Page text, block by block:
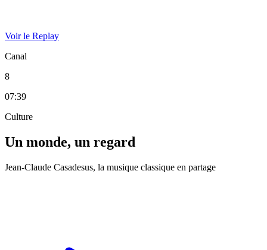
Voir le Replay
Canal
8
07:39
Culture
Un monde, un regard
Jean-Claude Casadesus, la musique classique en partage